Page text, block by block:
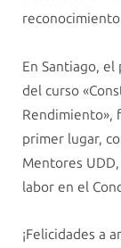
En Santiago, el
del curso
Rendimiento»,
primer lugar,
Mentores
labor en el
¡Felicidades a